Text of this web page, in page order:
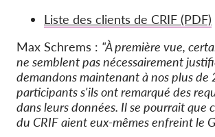
Liste des clients de CRIF (PDF)
Max Schrems : "À première vue,
ne semblent pas nécessairement
demandons maintenant à nos plus de
participants s'ils ont remarqué des
dans leurs données. Il se pourrait que
du CRIF aient eux-mêmes enfreint le